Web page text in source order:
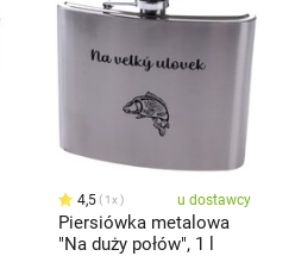
4,5 1x u dostawcy
Piersiówka metalowa
"Na duży połów", 1 l